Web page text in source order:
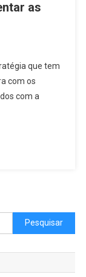
as
que tem
com os
com a
Pesquisar por: